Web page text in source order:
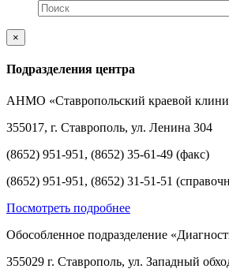
×
Подразделения центра
АНМО «Ставропольский краевой
355017, г. Ставрополь, ул. Ленина 304
(8652) 951-951, (8652) 35-61-49 (факс)
(8652) 951-951, (8652) 31-51-51
Посмотреть подробнее
Обособленное подразделение
355029 г. Ставрополь, ул. Западный